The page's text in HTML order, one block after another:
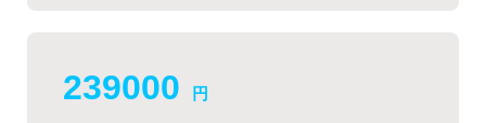
239000 円